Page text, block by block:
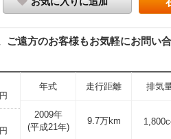
遠方のお客様もお気軽にお問い
年式 走行距離 排気
2009年
(平成21年)
9.7万km